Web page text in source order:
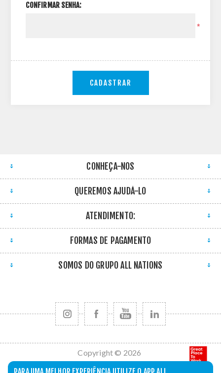
CONFIRMAR SENHA:
*
CADASTRAR
CONHEÇA-NOS
QUEREMOS AJUDÁ-LO
ATENDIMENTO:
FORMAS DE PAGAMENTO
SOMOS DO GRUPO ALL NATIONS
Copyright © 2026
All Nations. Todos